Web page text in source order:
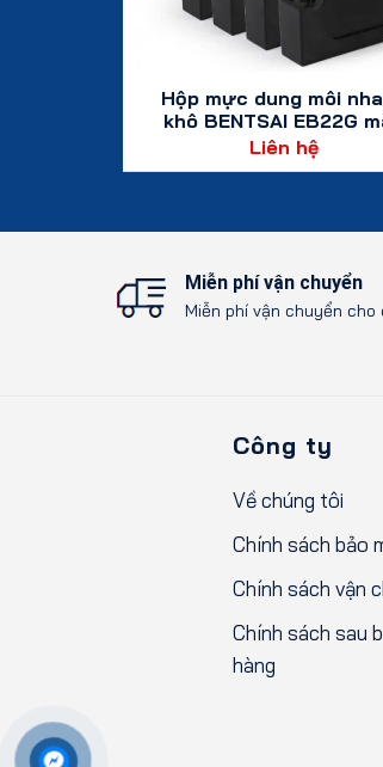
Hộp mực dung môi
khô BENTSAI EB22G
xanh lá – 4 hộp
Liên hệ
Miễn phí vận chuyển
Miễn phí vận chuyển cho
Công ty
Về chúng tôi
Chính sách bảo
Chính sách vận
Chính sách sau
hàng